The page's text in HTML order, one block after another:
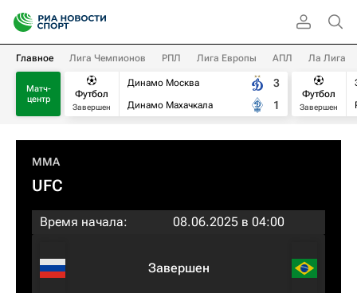
Главное Лига Чемпионов РПЛ Лига Европы АПЛ Ла Лига
Матч-
центр
Футбол
Завершен
Динамо Москва
Динамо Махачкала
3
1
Футбол
Завершен
MMA
UFC
Время начала: 08.06.2025 в 04:00
Завершен